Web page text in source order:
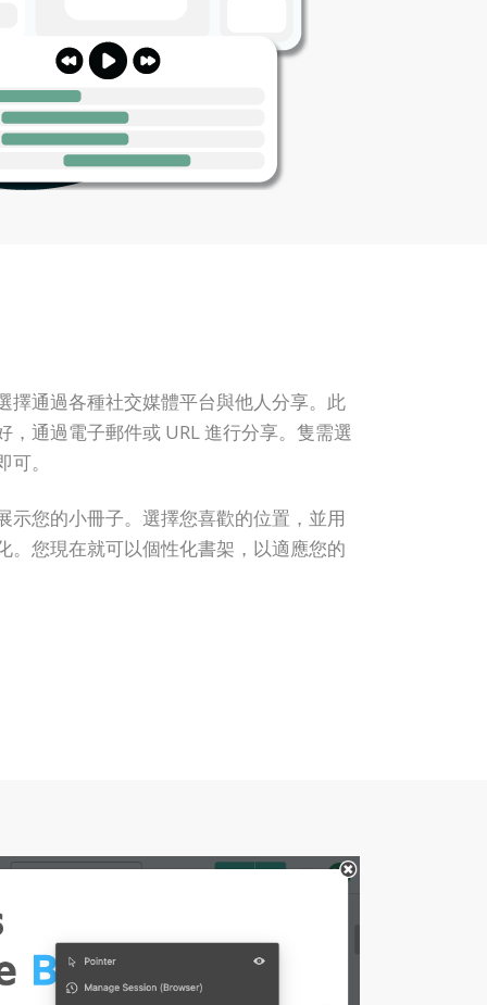
擇通過各種社交媒體平台與他人分享。此
，通過電子郵件或 URL 進行分享。隻需選
。
示您的小冊子。選擇您喜歡的位置，並用
。您現在就可以個性化書架，以適應您的